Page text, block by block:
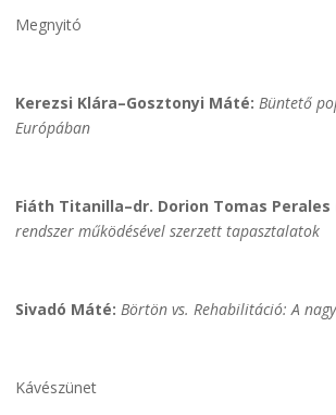
Megnyitó
Kerezsi Klára–Gosztonyi Máté: Büntető
Európában
Fiáth Titanilla–dr. Dorion Tomas Perales
rendszer működésével szerzett tapasztalatok
Sivadó Máté: Börtön vs. Rehabilitáció: A
Kávészünet